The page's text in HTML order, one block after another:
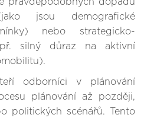
jsou demografické
nebo strategicko-
silný důraz na aktivní
odborníci v plánování
plánování až později,
politických scénářů. Tento